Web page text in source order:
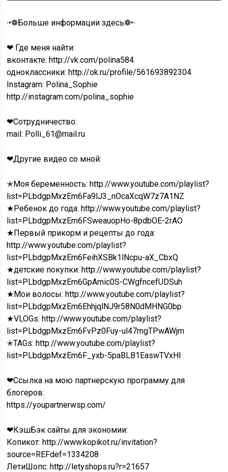
∙•❁Больше информации здесь❁•∙
❤ Где меня найти:
вконтакте: http://vk.com/polina584
одноклассники: http://ok.ru/profile/561693892304
Instagram: Polina_Sophie
http://instagram.com/polina_sophie
❤Сотрудничество:
mail: Polli_61@mail.ru
❤Другие видео со мной:
✭Моя беременность: http://www.youtube.com/playlist?
list=PLbdgpMxzEm6Fa9lJ3_nOcaXcqW7z7A1NZ
★Ребенок до года: http://www.youtube.com/playlist?
list=PLbdgpMxzEm6FSweauopHo-8pdbOE-2rAO
★Первый прикорм и рецепты до года:
http://www.youtube.com/playlist?
list=PLbdgpMxzEm6FeihXSBk1lNcpu-aX_CbxQ
★детские покупки: http://www.youtube.com/playlist?
list=PLbdgpMxzEm6GpAmic0S-CWgfncefUDSuh
★Мои волосы: http://www.youtube.com/playlist?
list=PLbdgpMxzEm6EhhjqlNJ9r58N0dMHNG0bp
★VLOGs: http://www.youtube.com/playlist?
list=PLbdgpMxzEm6FvPz0Fuy-ul47mgTPwAWjm
✭TAGs: http://www.youtube.com/playlist?
list=PLbdgpMxzEm6F_yxb-5paBLB1EaswTVxHl
❤Ссылка на мою партнерскую программу для
блогеров:
https://youpartnerwsp.com/
❤КэшБэк сайты для экономии:
Копикот: http://www.kopikot.ru/invitation?
source=REFdef=1334208
ЛетиШопс: http://letyshops.ru?r=21657